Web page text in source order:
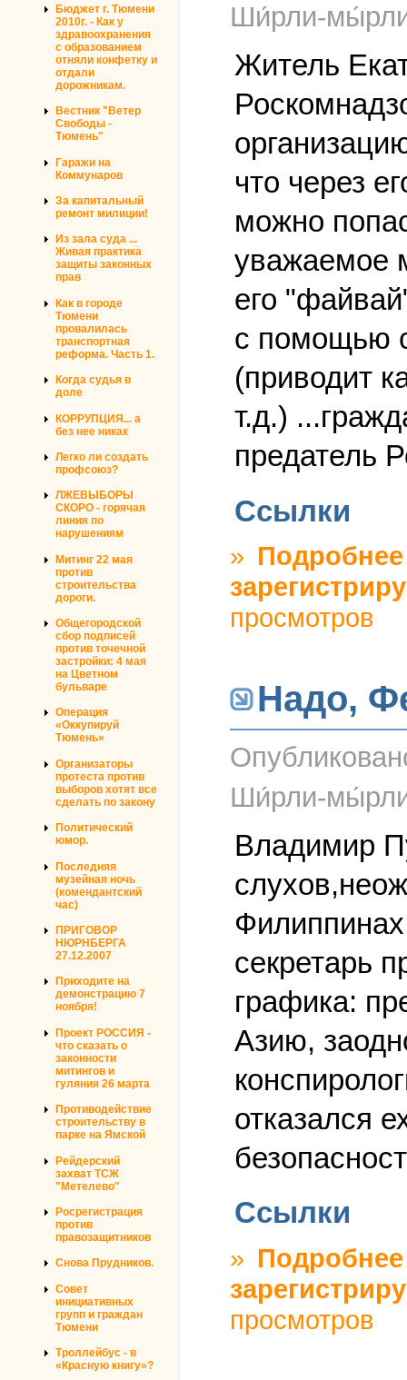
Бюджет г. Тюмени
2010г. - Как у
здравоохранения
с образованием
отняли конфетку и
отдали
дорожникам.
Вестник "Ветер
Свободы -
Тюмень"
Гаражи на
Коммунаров
За капитальный
ремонт милиции!
Из зала суда ...
Живая практика
защиты законных
прав
Как в городе
Тюмени
провалилась
транспортная
реформа. Часть 1.
Когда судья в
доле
КОРРУПЦИЯ... а
без нее никак
Легко ли создать
профсоюз?
ЛЖЕВЫБОРЫ
СКОРО - горячая
линия по
нарушениям
Митинг 22 мая
против
строительства
дороги.
Общегородской
сбор подписей
против точечной
застройки: 4 мая
на Цветном
бульваре
Операция
«Оккупируй
Тюмень»
Организаторы
протеста против
выборов хотят все
сделать по закону
Политический
юмор.
Последняя
музейная ночь
(комендантский
час)
ПРИГОВОР
НЮРНБЕРГА
27.12.2007
Приходите на
демонстрацию 7
ноября!
Проект РОССИЯ -
что сказать о
законности
митингов и
гуляния 26 марта
Противодействие
строительству в
парке на Ямской
Рейдерский
захват ТСЖ
"Метелево"
Росрегистрация
против
правозащитников
Снова Прудников.
Совет
инициативных
групп и граждан
Тюмени
Троллейбус - в
«Красную книгу»?
Ши́рли-
Житель
что через
можно
уважаемое
его
с помощью
(приводит
т.д.)
предатель
Ссылки
» Подробнее
просмотров
Надо,
Ши́рли-
Владимир
секретарь
графика:
Азию,
отказался
Ссылки
» Подробнее
просмотров